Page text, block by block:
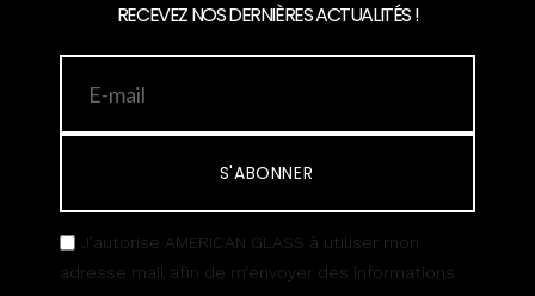
RECEVEZ NOS DERNIÈRES ACTUALITÉS !
S'ABONNER
J’autorise AMERICAN GLASS à utiliser mon
adresse mail afin de m’envoyer des informations